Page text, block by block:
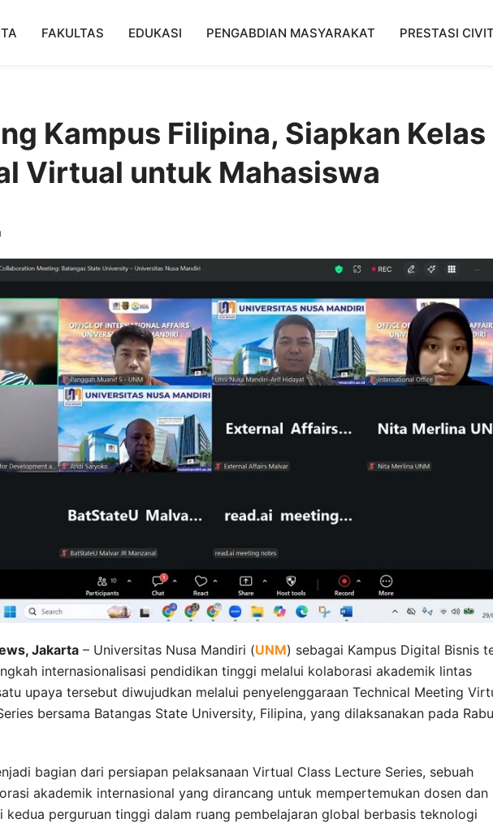
FAKULTAS EDUKASI PENGABDIAN MASYARAKAT PRESTASI
Kampus Filipina, Siapkan Kelas
Virtual untuk Mahasiswa
Jakarta – Universitas Nusa Mandiri (UNM) sebagai Kampus Digital Bisnis
internasionalisasi pendidikan tinggi melalui kolaborasi akademik lintas
upaya tersebut diwujudkan melalui penyelenggaraan Technical Meeting
bersama Batangas State University, Filipina, yang dilaksanakan pada Rabu
bagian dari persiapan pelaksanaan Virtual Class Lecture Series, sebuah
akademik internasional yang dirancang untuk mempertemukan dosen dan
kedua perguruan tinggi dalam ruang pembelajaran global berbasis teknologi